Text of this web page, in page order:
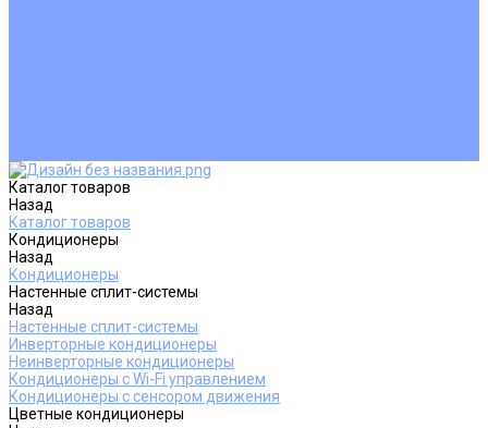
Каталог товаров
Назад
Каталог товаров
Кондиционеры
Назад
Кондиционеры
Настенные сплит-системы
Назад
Настенные сплит-системы
Инверторные кондиционеры
Неинверторные кондиционеры
Кондиционеры с Wi-Fi управлением
Кондиционеры с сенсором движения
Цветные кондиционеры